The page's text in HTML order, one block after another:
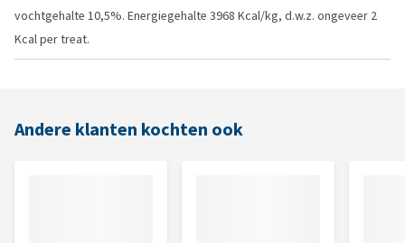
vochtgehalte 10,5%. Energiegehalte 3968 Kcal/kg, d.w.z. ongeveer 2
Kcal per treat.
Andere klanten kochten ook